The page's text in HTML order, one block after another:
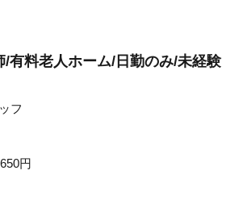
/有料老人ホーム/日勤のみ/未経験
フ
円